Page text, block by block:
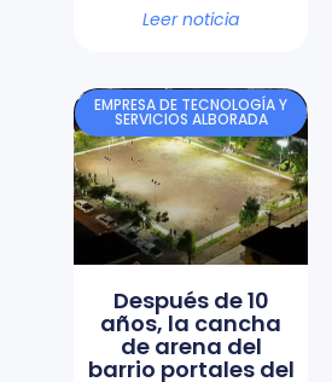
Leer noticia
EMPRESA DE TECNOLOGÍA Y
SERVICIOS ALBORADA
Después de 10
años, la cancha
de arena del
barrio portales del